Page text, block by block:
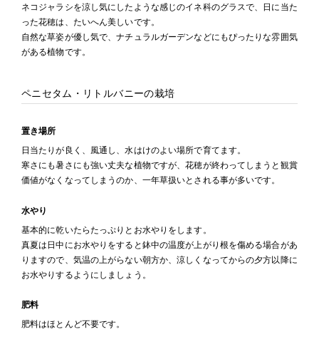
ネコジャラシを涼し気にしたような感じのイネ科のグラスで、日に当た
った花穂は、たいへん美しいです。
自然な草姿が優し気で、ナチュラルガーデンなどにもぴったりな雰囲気
がある植物です。
ペニセタム・リトルバニーの栽培
置き場所
日当たりが良く、風通し、水はけのよい場所で育てます。
寒さにも暑さにも強い丈夫な植物ですが、花穂が終わってしまうと観賞
価値がなくなってしまうのか、一年草扱いとされる事が多いです。
水やり
基本的に乾いたらたっぷりとお水やりをします。
真夏は日中にお水やりをすると鉢中の温度が上がり根を傷める場合があ
りますので、気温の上がらない朝方か、涼しくなってからの夕方以降に
お水やりするようにしましょう。
肥料
肥料はほとんど不要です。